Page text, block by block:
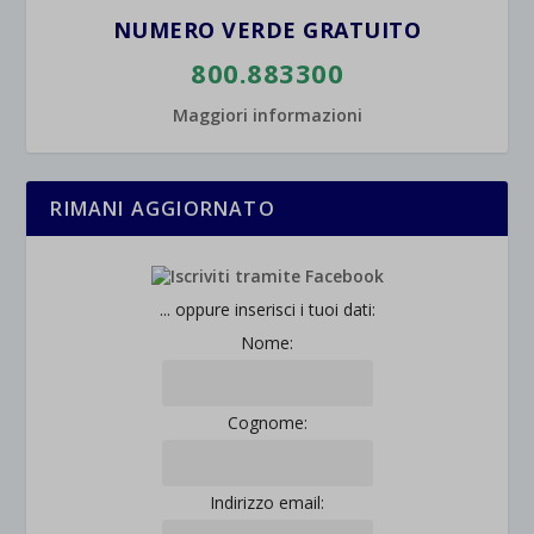
NUMERO VERDE GRATUITO
800.883300
Maggiori informazioni
RIMANI AGGIORNATO
... oppure inserisci i tuoi dati:
Nome:
Cognome:
Indirizzo email: